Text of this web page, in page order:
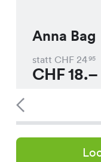
Anna Bag
statt CHF 2495
CHF18.–